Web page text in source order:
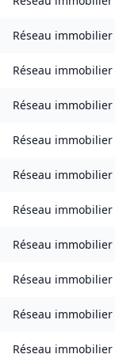
Réseau immobilier
Réseau immobilier
Réseau immobilier
Réseau immobilier
Réseau immobilier
Réseau immobilier
Réseau immobilier
Réseau immobilier
Réseau immobilier
Réseau immobilier